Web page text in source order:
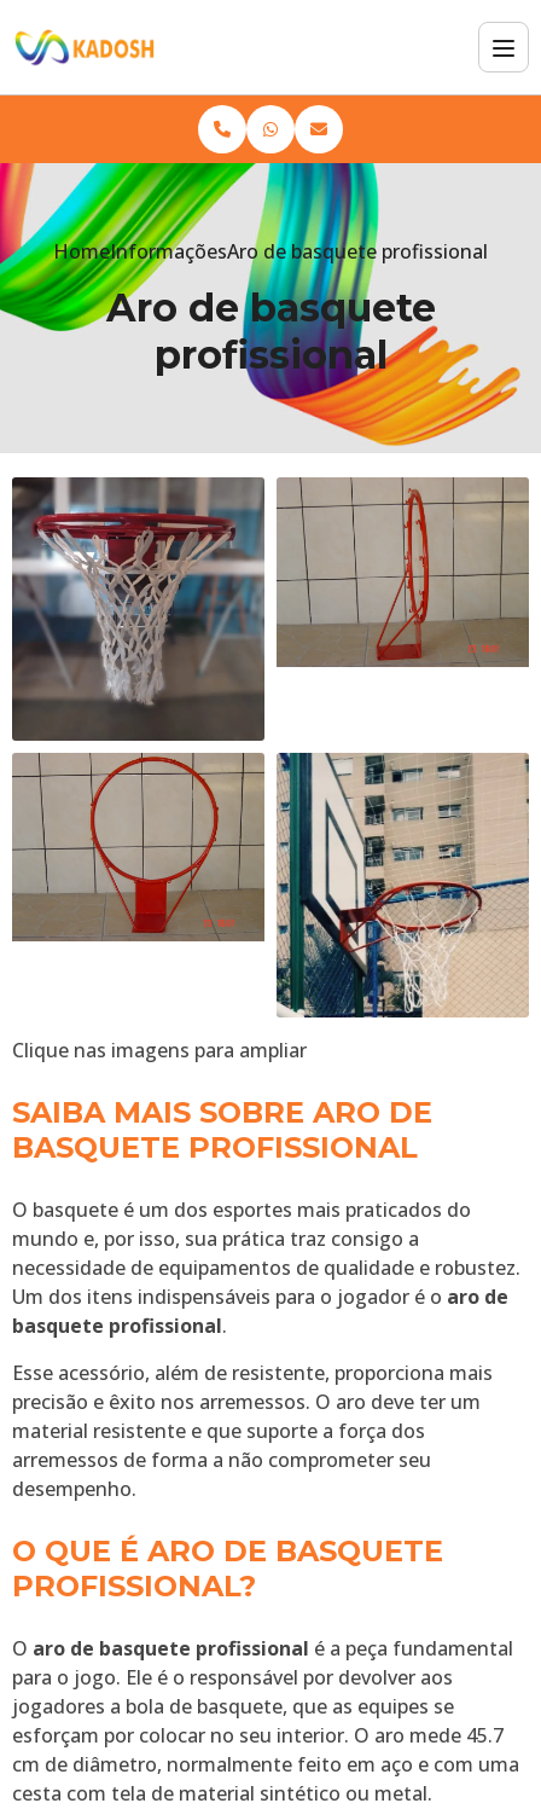
HomeInformaçõesAro de basquete profissional
Aro de basquete
profissional
Clique nas imagens para ampliar
SAIBA MAIS SOBRE ARO DE
BASQUETE PROFISSIONAL
O basquete é um dos esportes mais praticados do
mundo e, por isso, sua prática traz consigo a
necessidade de equipamentos de qualidade e robustez.
Um dos itens indispensáveis para o jogador é o aro de
basquete profissional.
Esse acessório, além de resistente, proporciona mais
precisão e êxito nos arremessos. O aro deve ter um
material resistente e que suporte a força dos
arremessos de forma a não comprometer seu
desempenho.
O QUE É ARO DE BASQUETE
PROFISSIONAL?
O aro de basquete profissional é a peça fundamental
para o jogo. Ele é o responsável por devolver aos
jogadores a bola de basquete, que as equipes se
esforçam por colocar no seu interior. O aro mede 45.7
cm de diâmetro, normalmente feito em aço e com uma
cesta com tela de material sintético ou metal.